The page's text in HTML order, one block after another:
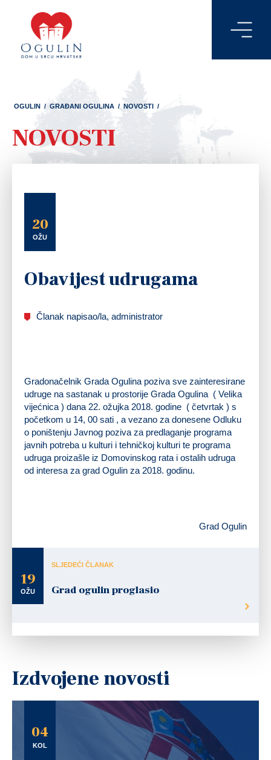
OGULIN / GRAĐANI OGULINA / NOVOSTI /
NOVOSTI
20
OŽU
Obavijest udrugama
Članak napisao/la, administrator
Gradonačelnik Grada Ogulina poziva sve zainteresirane
udruge na sastanak u prostorije Grada Ogulina ( Velika
vijećnica ) dana 22. ožujka 2018. godine ( četvrtak ) s
početkom u 14, 00 sati , a vezano za donesene Odluku
o poništenju Javnog poziva za predlaganje programa
javnih potreba u kulturi i tehničkoj kulturi te programa
udruga proizašle iz Domovinskog rata i ostalih udruga
od interesa za grad Ogulin za 2018. godinu.
Grad Ogulin
19
OŽU
SLJEDEĆI ČLANAK
Grad ogulin proglasio
Izdvojene novosti
04
KOL